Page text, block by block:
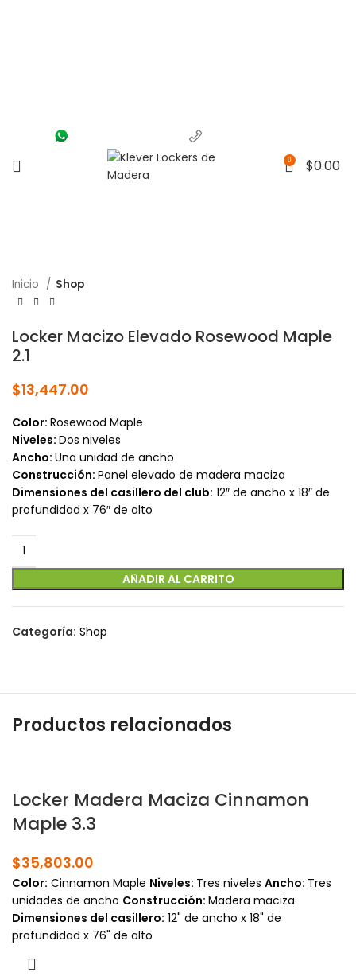
0 $0.00
Inicio Shop
Locker Macizo Elevado Rosewood Maple
2.1
$13,447.00
Color: Rosewood Maple
Niveles: Dos niveles
Ancho: Una unidad de ancho
Construcción: Panel elevado de madera maciza
Dimensiones del casillero del club: 12″ de ancho x 18″ de
profundidad x 76″ de alto
AÑADIR AL CARRITO
Categoría: Shop
Productos relacionados
Locker Madera Maciza Cinnamon
Maple 3.3
$35,803.00
Color: Cinnamon Maple Niveles: Tres niveles Ancho: Tres
unidades de ancho Construcción: Madera maciza
Dimensiones del casillero: 12" de ancho x 18" de
profundidad x 76" de alto